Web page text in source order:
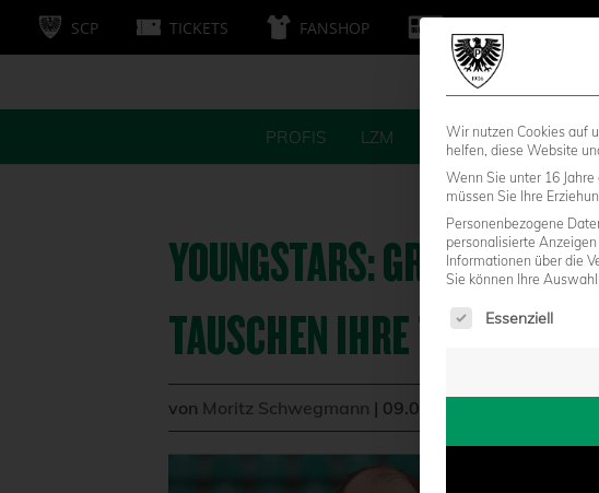
SCP TICKETS FANSHOP
PROFIS LZM FANS STADION
YOUNGSTARS: GRABER &
TAUSCHEN IHRE TRAINER-
von Moritz Schwegmann | 09.02.2022 - 12:29
Wir nutzen Cookies auf
helfen, diese Website
Wenn Sie unter 16
müssen Sie Ihre
Personenbezogene
personalisierte
Informationen über die
Sie können Ihre
Es folgt eine Liste
Essenziell